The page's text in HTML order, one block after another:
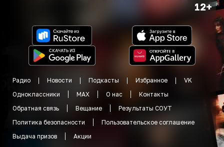
12+
Радио Новости Подкасты Избранное
VK
Одноклассники
MAX О нас
Контакты
Обратная связь
Вещание
Результаты СОУТ
Политика безопасности
Пользовательское соглашение
Выдача призов
Акции